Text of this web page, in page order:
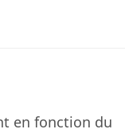
en fonction du